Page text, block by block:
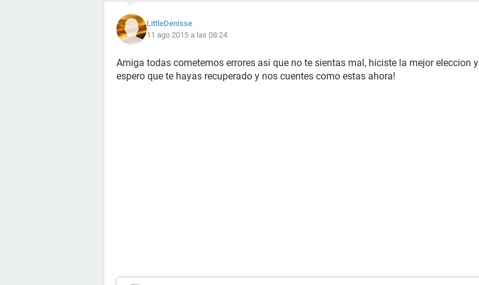
LittleDenisse
11 ago 2015 a las 08:24
Amiga todas cometemos errores asi que no te sientas mal, hiciste la mejor eleccion y
espero que te hayas recuperado y nos cuentes como estas ahora!